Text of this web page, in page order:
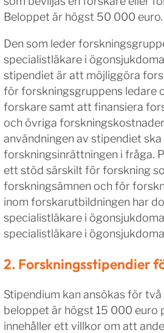
Beloppet är högst 50 000 euro.
Den som leder
specialistläkare i
stipendiet är att möjliggöra
för forskningsgruppens ledare
forskare samt att finansiera
och övriga
användningen av stipendiet
forskningsinrättningen i fråga.
ett stöd särskilt för forskning
forskningsämnen och för
inom forskarutbildningen har
specialistläkare i
specialistläkare i
2. Forskningsstipendier
Stipendium kan ansökas för två
beloppet är högst 15 000 euro
innehåller ett villkor om att